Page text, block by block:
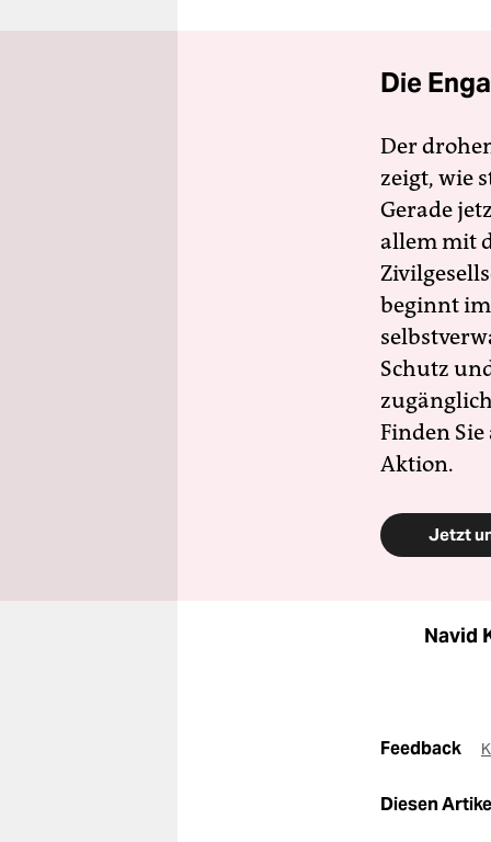
Die
Der
zeigt, wie
Gerade
allem mit
beginnt
Schutz
Finden
Aktion.
Jetzt
Navid
Feedback
Diesen